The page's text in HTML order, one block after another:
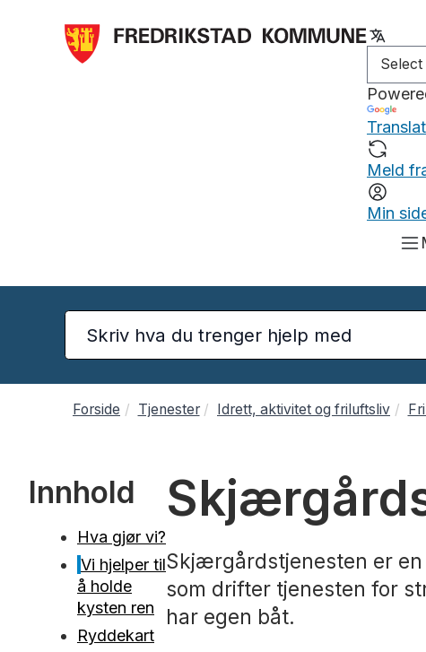
Meld
Min
Forside Tjenester Idrett, aktivitet og friluftsliv
Innhold
Hva gjør vi?
Vi hjelper til
å holde
kysten ren
Ryddekart
Skjærgårdstjenesten er
som drifter tjenesten for
har egen båt.